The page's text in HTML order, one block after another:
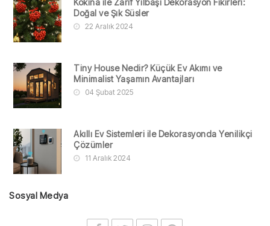
Kokina ile Zarif Yılbaşı Dekorasyon Fikirleri:
Doğal ve Şık Süsler
22 Aralık 2024
Tiny House Nedir? Küçük Ev Akımı ve
Minimalist Yaşamın Avantajları
04 Şubat 2025
Akıllı Ev Sistemleri ile Dekorasyonda Yenilikçi
Çözümler
11 Aralık 2024
Sosyal Medya